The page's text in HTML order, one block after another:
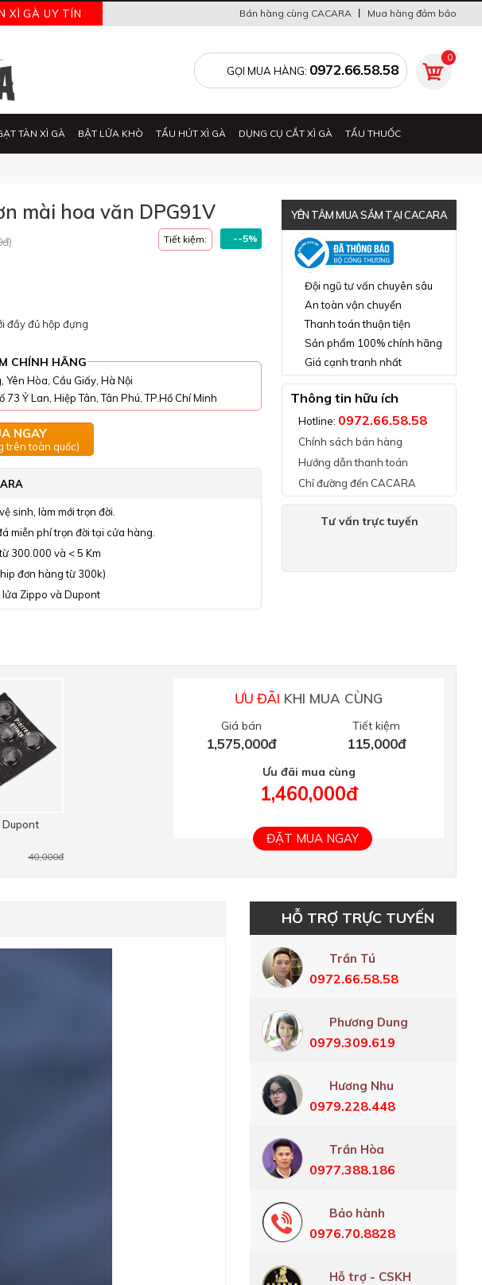
XÌ GÀ UY TÍN Mua hàng đảm bảo
Bán hàng cùng CACARA
0
GỌI MUA HÀNG: 0972.66.58.58
TÀN XÌ GÀ BẬT LỬA KHÒ TẨU HÚT XÌ GÀ DỤNG CỤ CẮT XÌ GÀ TẨU THUỐC
mài hoa văn DPG91V
--5%
Tiết kiệm:
)
đầy đủ hộp đựng
CHÍNH HÃNG
Yên Hòa, Cầu Giấy, Hà Nội
Ỷ Lan, Hiệp Tân, Tân Phú, TP.Hồ Chí Minh
NGAY
trên toàn quốc)
sinh, làm mới trọn đời.
miễn phí trọn đời tại cửa hàng.
300.000 và < 5 Km
đơn hàng từ 300k)
Zippo và Dupont
YÊN TÂM MUA SẮM TẠI CACARA
Đã thông báo Bộ Công Thương
Đội ngũ tư vấn chuyên sâu
An toàn vận chuyển
Thanh toán thuận tiện
Sản phẩm 100% chính hãng
Giá cạnh tranh nhất
Thông tin hữu ích
Hotline: 0972.66.58.58
Chính sách bán hàng
Hướng dẫn thanh toán
Chỉ đường đến CACARA
Tư vấn trực tuyến
40,000đ
ƯU ĐÃI KHI MUA CÙNG
Giá bán
1,575,000đ
Tiết kiệm
115,000đ
Ưu đãi mua cùng
1,460,000đ
ĐẶT MUA NGAY
HỖ TRỢ TRỰC TUYẾN
Trần Tú
0972.66.58.58
Phương Dung
0979.309.619
Hương Nhu
0979.228.448
Trần Hòa
0977.388.186
Bảo hành
0976.70.8828
Hỗ trợ - CSKH